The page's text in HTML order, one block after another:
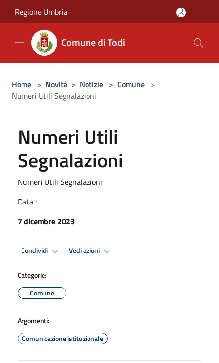
Regione Umbria
Comune di Todi
Home > Novità > Notizie > Comune >
Numeri Utili Segnalazioni
Numeri Utili
Segnalazioni
Numeri Utili Segnalazioni
Data :
7 dicembre 2023
Condividi Vedi azioni
Categorie:
Comune
Argomenti:
Comunicazione istituzionale